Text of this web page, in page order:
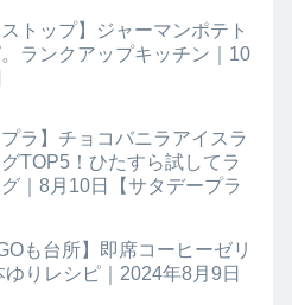
ストップ】ジャーマンポテト
ランクアップキッチン｜10
プラ】チョコバニラアイスラ
TOP5！ひたすら試してラ
｜8月10日【サタデープラ
も台所】即席コーヒーゼリ
ゆりレシピ｜2024年8月9日